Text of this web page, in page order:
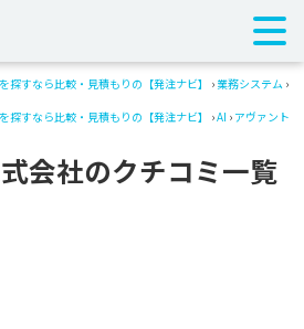
すなら比較・見積もりの【発注ナビ】 › 業務システム ›
すなら比較・見積もりの【発注ナビ】
›AI › アヴァント
会社のクチコミ一覧